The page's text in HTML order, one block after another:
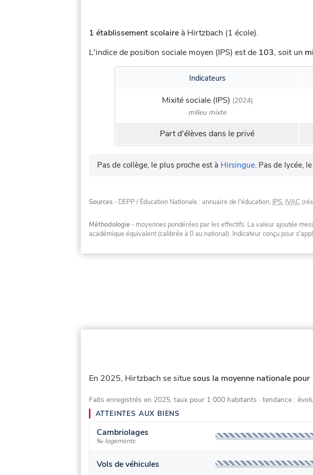
1 établissement scolaire à Hirtzbach (1 école).
L'indice de position sociale moyen (IPS) est de 103, soit un
Indicateurs
Mixité sociale (IPS) (2024)
milieu mixte
Part d'élèves dans le privé
Pas de collège, le plus proche est à Hirsingue. Pas de lycée,
Sources - DEPP / Éducation Nationale : annuaire de l'éducation, IPS, IVAC
Méthodologie - moyennes pondérées par les effectifs. La valeur ajoutée
académique équivalent (calibrée à 0 au national). Indicateur conçu pour
En 2025, Hirtzbach se situesous la moyenne nationale
Faits enregistrés en 2025, taux pour 1 000 habitants · tendance :
ATTEINTES AUX BIENS
Cambriolages
‰ logements
Vols de véhicules